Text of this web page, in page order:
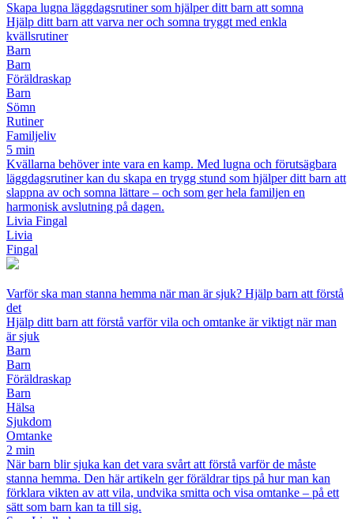
Skapa lugna läggdagsrutiner som hjälper ditt barn att somna
Hjälp ditt barn att varva ner och somna tryggt med enkla
kvällsrutiner
Barn
Barn
Föräldraskap
Barn
Sömn
Rutiner
Familjeliv
5 min
Kvällarna behöver inte vara en kamp. Med lugna och förutsägbara
läggdagsrutiner kan du skapa en trygg stund som hjälper ditt barn att
slappna av och somna lättare – och som ger hela familjen en
harmonisk avslutning på dagen.
Livia Fingal
Livia
Fingal
Varför ska man stanna hemma när man är sjuk? Hjälp barn att förstå
det
Hjälp ditt barn att förstå varför vila och omtanke är viktigt när man
är sjuk
Barn
Barn
Föräldraskap
Barn
Hälsa
Sjukdom
Omtanke
2 min
När barn blir sjuka kan det vara svårt att förstå varför de måste
stanna hemma. Den här artikeln ger föräldrar tips på hur man kan
förklara vikten av att vila, undvika smitta och visa omtanke – på ett
sätt som barn kan ta till sig.